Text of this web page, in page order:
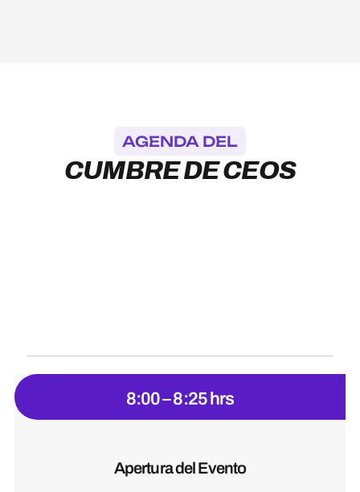
AGENDA DEL
CUMBRE DE CEOS
8:00 – 8:25 hrs
Apertura del Evento